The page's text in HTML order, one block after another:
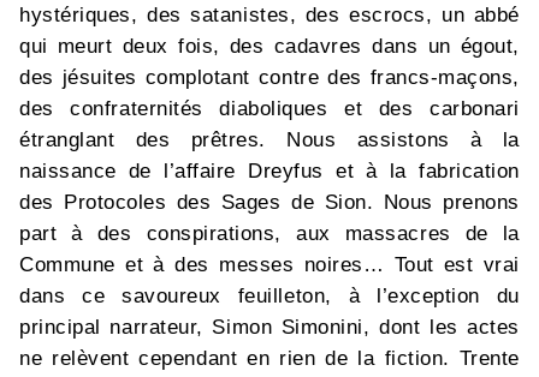
hystériques, des satanistes, des escrocs, un abbé
qui meurt deux fois, des cadavres dans un égout,
des jésuites complotant contre des francs-maçons,
des confraternités diaboliques et des carbonari
étranglant des prêtres. Nous assistons à la
naissance de l’affaire Dreyfus et à la fabrication
des Protocoles des Sages de Sion. Nous prenons
part à des conspirations, aux massacres de la
Commune et à des messes noires… Tout est vrai
dans ce savoureux feuilleton, à l’exception du
principal narrateur, Simon Simonini, dont les actes
ne relèvent cependant en rien de la fiction. Trente